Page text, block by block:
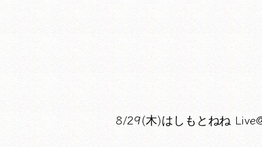
8/29(木)はしもとねね